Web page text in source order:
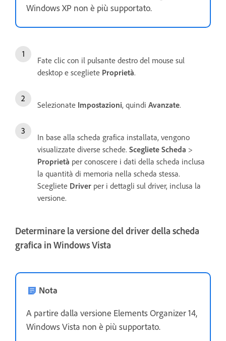
Windows XP non è più supportato.
Fate clic con il pulsante destro del mouse sul
desktop e scegliete Proprietà.
Selezionate Impostazioni, quindi Avanzate.
In base alla scheda grafica installata, vengono
visualizzate diverse schede. Scegliete Scheda >
Proprietà per conoscere i dati della scheda inclusa
la quantità di memoria nella scheda stessa.
Scegliete Driver per i dettagli sul driver, inclusa la
versione.
Determinare la versione del driver della scheda
grafica in Windows Vista
Nota
A partire dalla versione Elements Organizer 14,
Windows Vista non è più supportato.